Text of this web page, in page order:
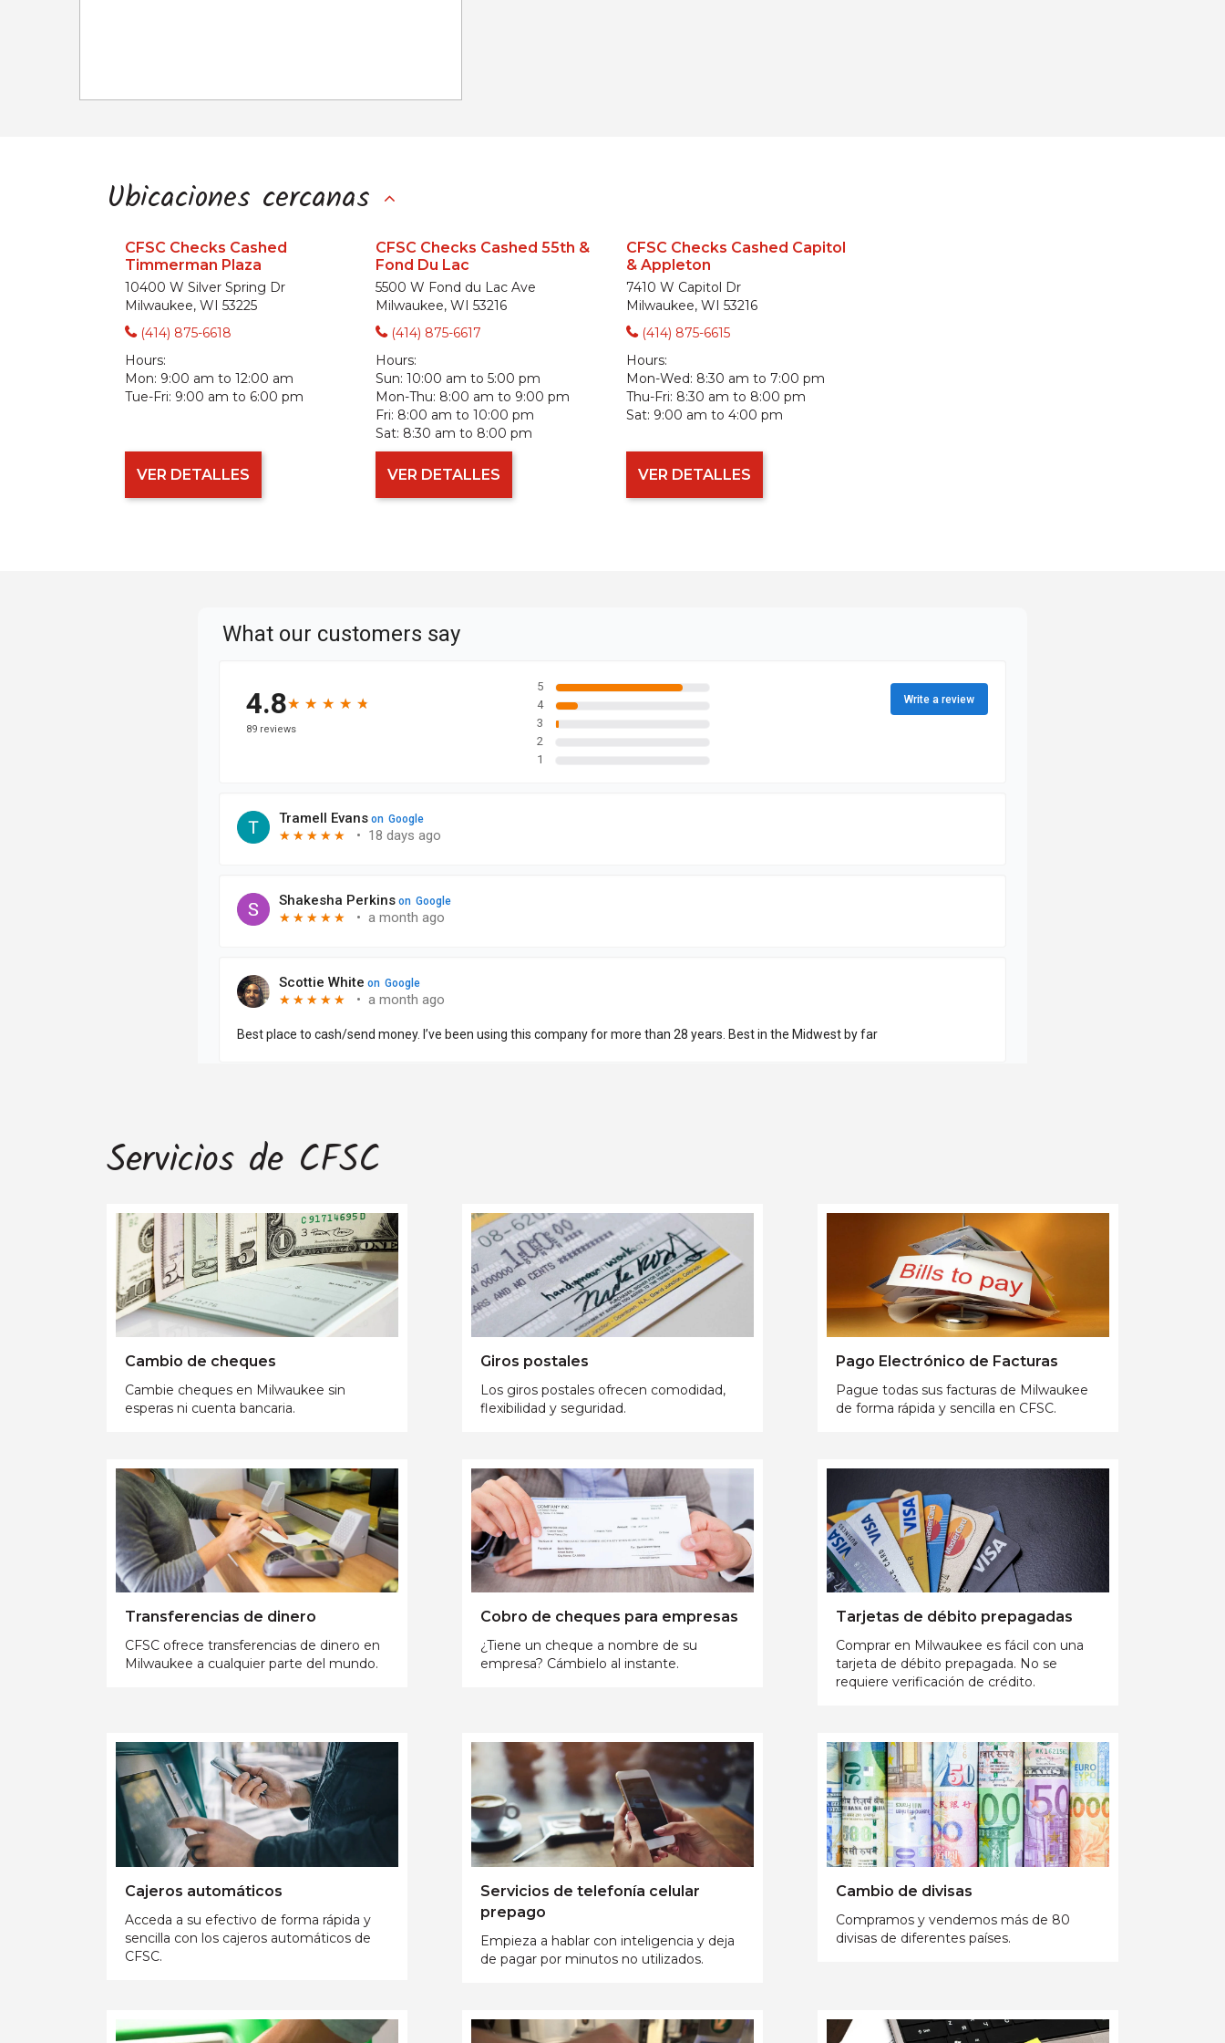
Ubicaciones cercanas
CFSC Checks Cashed
Timmerman Plaza
10400 W Silver Spring Dr
Milwaukee, WI 53225
(414) 875-6618
Hours:
Mon: 9:00 am to 12:00 am
Tue-Fri: 9:00 am to 6:00 pm
VER DETALLES
CFSC Checks Cashed 55th &
Fond Du Lac
5500 W Fond du Lac Ave
Milwaukee, WI 53216
(414) 875-6617
Hours:
Sun: 10:00 am to 5:00 pm
Mon-Thu: 8:00 am to 9:00 pm
Fri: 8:00 am to 10:00 pm
Sat: 8:30 am to 8:00 pm
VER DETALLES
CFSC Checks Cashed Capitol
& Appleton
7410 W Capitol Dr
Milwaukee, WI 53216
(414) 875-6615
Hours:
Mon-Wed: 8:30 am to 7:00 pm
Thu-Fri: 8:30 am to 8:00 pm
Sat: 9:00 am to 4:00 pm
VER DETALLES
Servicios de CFSC
Cambio de cheques
Cambie cheques en Milwaukee sin
esperas ni cuenta bancaria.
Giros postales
Los giros postales ofrecen comodidad,
flexibilidad y seguridad.
Pago Electrónico de Facturas
Pague todas sus facturas de Milwaukee
de forma rápida y sencilla en CFSC.
Transferencias de dinero
CFSC ofrece transferencias de dinero en
Milwaukee a cualquier parte del mundo.
Cobro de cheques para empresas
¿Tiene un cheque a nombre de su
empresa? Cámbielo al instante.
Tarjetas de débito prepagadas
Comprar en Milwaukee es fácil con una
tarjeta de débito prepagada. No se
requiere verificación de crédito.
Cajeros automáticos
Acceda a su efectivo de forma rápida y
sencilla con los cajeros automáticos de
CFSC.
Servicios de telefonía celular
prepago
Empieza a hablar con inteligencia y deja
de pagar por minutos no utilizados.
Cambio de divisas
Compramos y vendemos más de 80
divisas de diferentes países.